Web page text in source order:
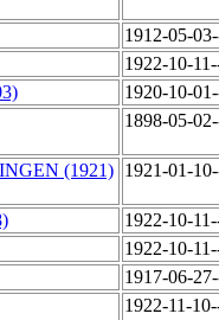
1912-05-
1922-10-
1920-10-
1898-05-
(1921) 1921-01-
1922-10-
1922-10-
1917-06-
1922-11-